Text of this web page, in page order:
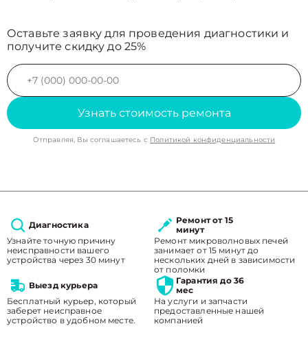
Оставьте заявку для проведения диагностики и
получите скидку до 25%
Узнать стоимость ремонта
Отправляя, Вы соглашаетесь с Политикой конфиденциальности
Диагностика
Узнайте точную причину
неисправности вашего
устройства через 30 минут
Ремонт от 15
минут
Ремонт микроволновых печей
занимает от 15 минут до
нескольких дней в зависимости
от поломки
Выезд курьера
Бесплатный курьер, который
заберет неисправное
устройство в удобном месте.
Гарантия до 36
мес
На услуги и запчасти
предоставленные нашей
компанией